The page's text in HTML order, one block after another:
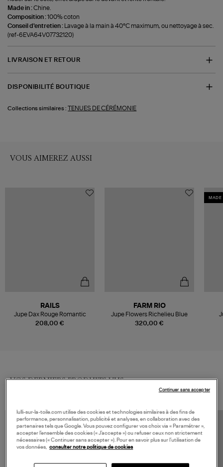
Made in :Chine.
Composition :100% coton
Conseil d'entretien : Lavage à la main à 40°C maximum, ou nettoyage à sec.
(ref-6EVA64V07732120)
LIVRAISON ET RETOUR
DISPONIBILITÉ BOUTIQUE
Collections similaires : TENUES DE CÉRÉMONIE
VOUS AIMEREZ AUSSI
208,00 €
RAILS
Jupe Dax Rouge Romantic
320,00 €
FARM RIO
Jupe Flowers Richelieu Blue
MADE
VOS DERNIERS PRODUITS VUS
lulli-sur-la-toile.com utilise des cookies et technologies similaires à des fins de
performance, personnalisation, publicité et analyses, en collaboration avec des
partenaires tels que Google. Vous pouvez configurer vos choix via « Paramétrer »,
accepter l’ensemble des cookies (« J’accepte ») ou refuser ceux non strictement
nécessaires (« Continuer sans accepter »). Pour en savoir plus sur l’utilisation de
vos données, consulter notre politique de cookies
Continuer sans accepter